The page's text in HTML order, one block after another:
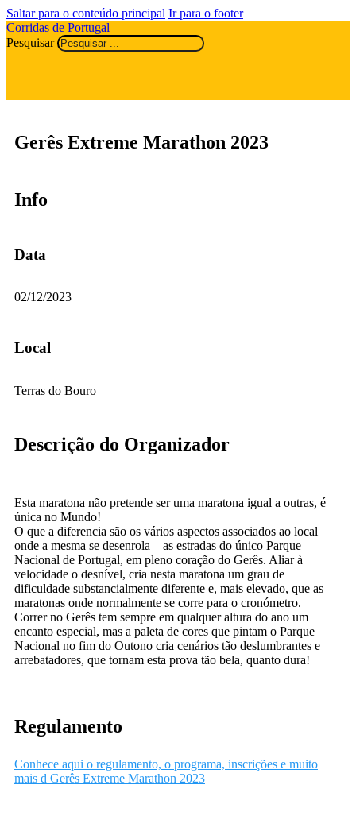
Saltar para o conteúdo principal Ir para o footer
Corridas de Portugal
Pesquisar
Gerês Extreme Marathon 2023
Info
Data
02/12/2023
Local
Terras do Bouro
Descrição do Organizador
Esta maratona não pretende ser uma maratona igual a outras, é
única no Mundo!
O que a diferencia são os vários aspectos associados ao local
onde a mesma se desenrola – as estradas do único Parque
Nacional de Portugal, em pleno coração do Gerês. Aliar à
velocidade o desnível, cria nesta maratona um grau de
dificuldade substancialmente diferente e, mais elevado, que as
maratonas onde normalmente se corre para o cronómetro.
Correr no Gerês tem sempre em qualquer altura do ano um
encanto especial, mas a paleta de cores que pintam o Parque
Nacional no fim do Outono cria cenários tão deslumbrantes e
arrebatadores, que tornam esta prova tão bela, quanto dura!
Regulamento
Conhece aqui o regulamento, o programa, inscrições e muito
mais d Gerês Extreme Marathon 2023